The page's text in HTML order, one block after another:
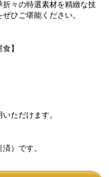
々の特選素材を精緻な技
ひご堪能ください。
】
ただけます。
）です。